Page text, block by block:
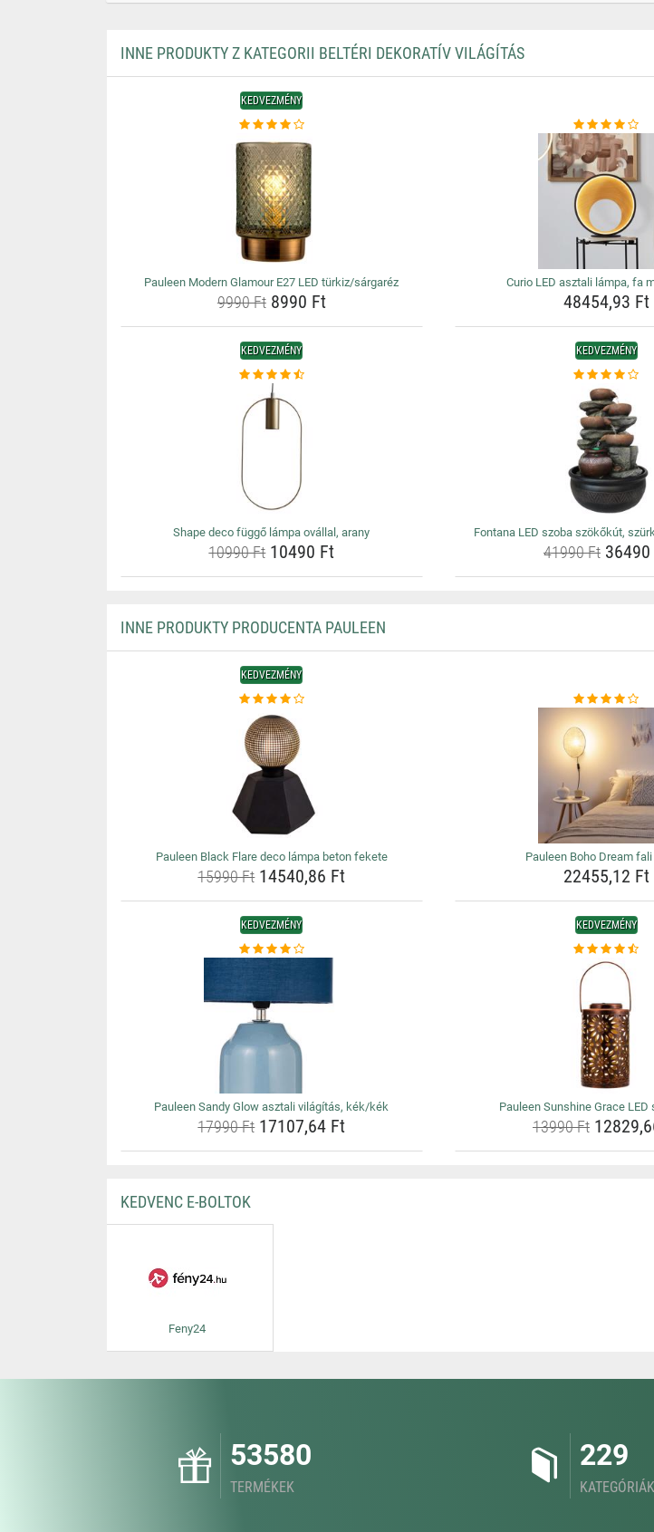
INNE PRODUKTY Z KATEGORII BELTÉRI DEKORATÍV VILÁGÍTÁS
KEDVEZMÉNY
Pauleen Modern Glamour E27 LED türkiz/sárgaréz
9990 Ft8990 Ft
Curio LED asztali lámpa, fa
48454,93 Ft
KEDVEZMÉNY
Shape deco függő lámpa ovállal, arany
10990 Ft10490 Ft
KEDVEZMÉNY
Fontana LED szoba szökőkút,
41990 Ft36490
INNE PRODUKTY PRODUCENTA PAULEEN
KEDVEZMÉNY
Pauleen Black Flare deco lámpa beton fekete
15990 Ft14540,86 Ft
Pauleen Boho Dream
22455,12 Ft
KEDVEZMÉNY
Pauleen Sandy Glow asztali világítás, kék/kék
17990 Ft17107,64 Ft
KEDVEZMÉNY
Pauleen Sunshine Grace LED
13990 Ft
KEDVENC E-BOLTOK
Feny24
53580
TERMÉKEK
229
KATEGÓRIÁK